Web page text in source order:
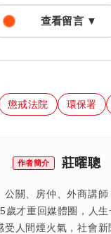
查看留言 ▼
懲戒法院 環保署
作者簡介 莊曜聰
公關、房仲、外商講
歲才重回媒體圈，人
受人間煙火氣，社會